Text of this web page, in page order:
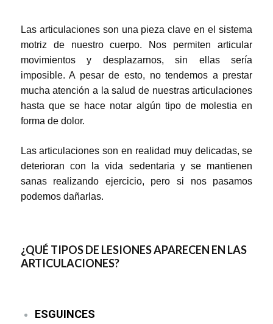
Las articulaciones son una pieza clave en el sistema
motriz de nuestro cuerpo. Nos permiten articular
movimientos y desplazarnos, sin ellas sería
imposible. A pesar de esto, no tendemos a prestar
mucha atención a la salud de nuestras articulaciones
hasta que se hace notar algún tipo de molestia en
forma de dolor.
Las articulaciones son en realidad muy delicadas, se
deterioran con la vida sedentaria y se mantienen
sanas realizando ejercicio, pero si nos pasamos
podemos dañarlas.
¿QUÉ TIPOS DE LESIONES APARECEN EN LAS
ARTICULACIONES?
ESGUINCES